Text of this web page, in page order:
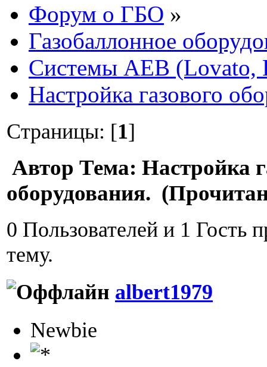
Форум о ГБО »
Газобаллонное
Системы AEB (Lovato,
Настройка газового
Страницы: [1]
Автор Тема: Настройка
оборудования.
0 Пользователей и 1 Гость
тему.
albert1979
Newbie